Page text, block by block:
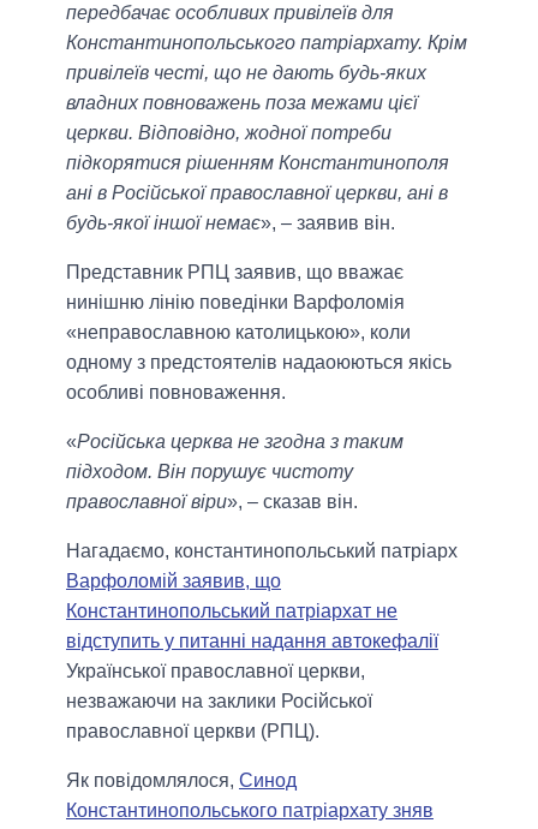
передбачає особливих привілеїв для
Константинопольського патріархату. Крім
привілеїв честі, що не дають будь-яких
владних повноважень поза межами цієї
церкви. Відповідно, жодної потреби
підкорятися рішенням Константинополя
ані в Російської православної церкви, ані в
будь-якої іншої немає», – заявив він.
Представник РПЦ заявив, що вважає
нинішню лінію поведінки Варфоломія
«неправославною католицькою», коли
одному з предстоятелів надаоюються якісь
особливі повноваження.
«Російська церква не згодна з таким
підходом. Він порушує чистоту
православної віри», – сказав він.
Нагадаємо, константинопольський патріарх
Варфоломій заявив, що
Константинопольський патріархат не
відступить у питанні надання автокефалії
Української православної церкви,
незважаючи на заклики Російської
православної церкви (РПЦ).
Як повідомлялося, Синод
Константинопольського патріархату зняв